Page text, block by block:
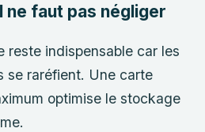
ne faut pas négliger
reste indispensable car les
se raréfient. Une carte
optimise le stockage